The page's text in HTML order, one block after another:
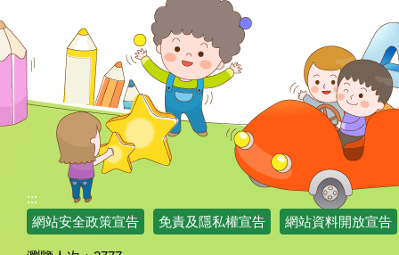
:::
網站安全政策宣告
免責及隱私權宣告 網站資料開放宣告